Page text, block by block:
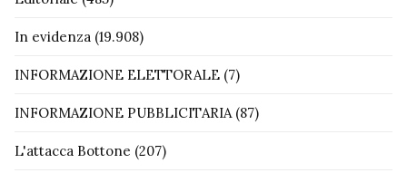
In evidenza (19.908)
INFORMAZIONE ELETTORALE (7)
INFORMAZIONE PUBBLICITARIA (87)
L'attacca Bottone (207)